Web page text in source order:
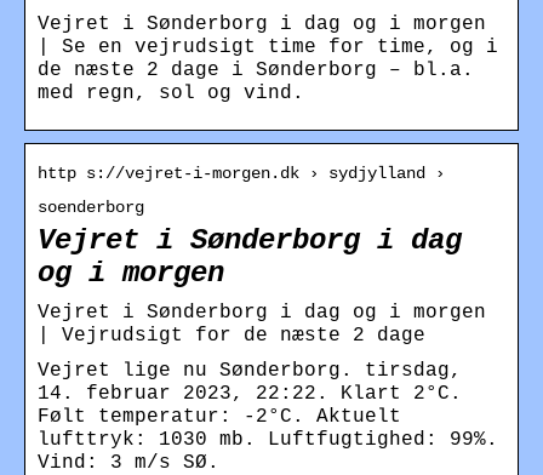
Vejret i Sønderborg i dag og i morgen
| Se en vejrudsigt time for time, og i
de næste 2 dage i Sønderborg – bl.a.
med regn, sol og vind.
http s://vejret-i-morgen.dk › sydjylland ›
soenderborg
Vejret i Sønderborg i dag
og i morgen
Vejret i Sønderborg i dag og i morgen
| Vejrudsigt for de næste 2 dage
Vejret lige nu Sønderborg. tirsdag,
14. februar 2023, 22:22. Klart 2°C.
Følt temperatur: -2°C. Aktuelt
lufttryk: 1030 mb. Luftfugtighed: 99%.
Vind: 3 m/s SØ.